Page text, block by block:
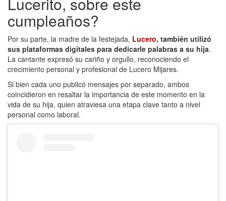
cumpleaños?
Por su parte, la madre de la festejada, Lucero, también utilizó
sus plataformas digitales para dedicarle palabras a su hija.
La cantante expresó su cariño y orgullo, reconociendo el
crecimiento personal y profesional de Lucero Mijares.
Si bien cada uno publicó mensajes por separado, ambos
coincidieron en resaltar la importancia de este momento en la
vida de su hija, quien atraviesa una etapa clave tanto a nivel
personal como laboral.